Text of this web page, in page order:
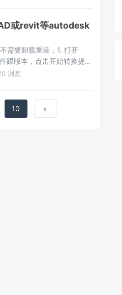
或revit等autodesk
需要卸载重装，1. 打开
跟版本，点击开始转换提示
一下即可。比如cad就可
浏览
10 »